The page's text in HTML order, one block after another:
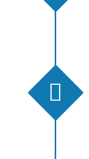

